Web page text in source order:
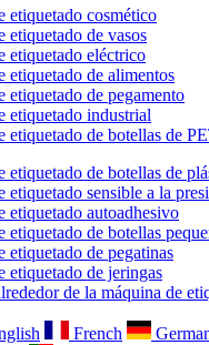
etiquetado cosmético
etiquetado de vasos
etiquetado eléctrico
etiquetado de alimentos
etiquetado de pegamento
etiquetado industrial
etiquetado de botellas de
etiquetado de botellas de
etiquetado sensible a la
etiquetado autoadhesivo
etiquetado de botellas
etiquetado de pegatinas
etiquetado de jeringas
de la máquina de
French